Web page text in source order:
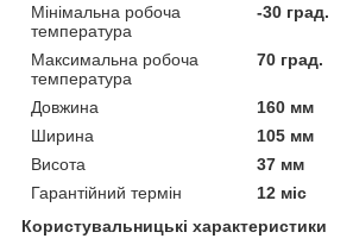
Мінімальна робоча
температура
-30 град.
Максимальна робоча
температура
70 град.
Довжина
160 мм
Ширина
105 мм
Висота
37 мм
Гарантійний термін
12 міс
Користувальницькі характеристики